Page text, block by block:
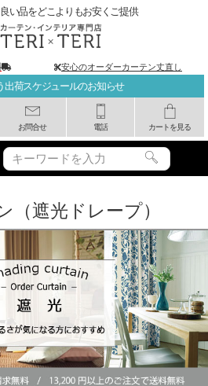
出荷スケジュールのお知らせ
お問合せ 電話 カートを見る
い品をどこよりもお安くご提供
安心のオーダーカーテン丈直し
（遮光ドレープ）